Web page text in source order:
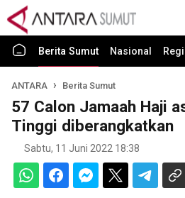
Berita Sumut Nasional
ANTARA Berita Sumut
57 Calon Jamaah Haji
Tinggi diberangkatkan
Sabtu, 11 Juni 2022 18:38